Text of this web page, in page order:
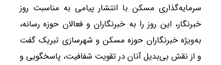
سرمایه‌گذاری مسکن با انتشار پیامی به مناسبت روز
خبرنگار، این روز را به خبرنگاران و فعالان حوزه رسانه،
به‌ویژه خبرنگاران حوزه مسکن و شهرسازی تبریک گفت
و از نقش بی‌بدیل آنان در تقویت شفافیت، پاسخگویی و